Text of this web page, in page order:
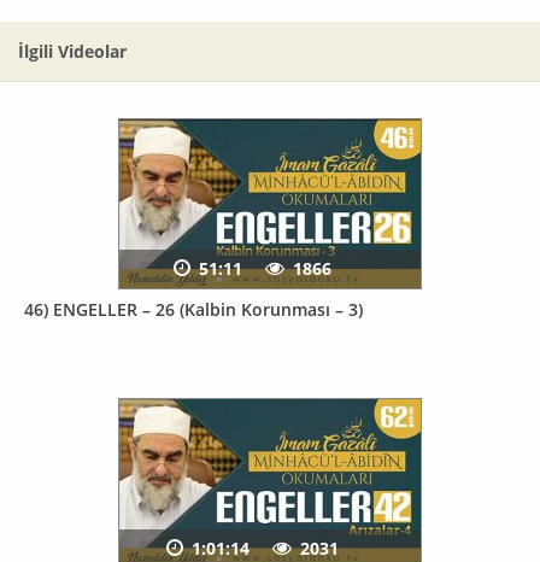
İlgili Videolar
46) ENGELLER – 26 (Kalbin Korunması – 3)
51:11 1866
1:01:14 2031